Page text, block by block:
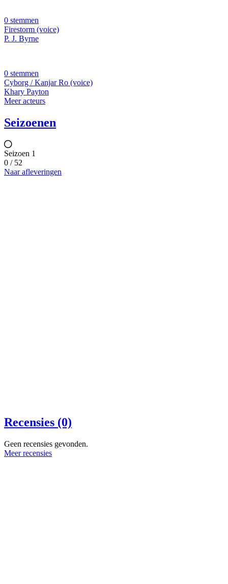
0 stemmen
Firestorm (voice)
P. J. Byrne
0 stemmen
Cyborg / Kanjar Ro (voice)
Khary Payton
Meer acteurs
Seizoenen
Seizoen 1
0 / 52
Naar afleveringen
Recensies (0)
Geen recensies gevonden.
Meer recensies